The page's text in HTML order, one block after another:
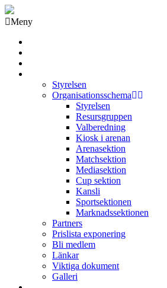
Meny
Styrelsen
Organisationsschema
Styrelsen
Resursgruppen
Valberedning
Kiosk i arenan
Arenasektion
Matchsektion
Mediasektion
Cup sektion
Kansli
Sportsektionen
Marknadssektionen
Partners
Prislista exponering
Bli medlem
Länkar
Viktiga dokument
Galleri